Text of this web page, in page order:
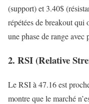
(support) et 3.40$
répétées de breakout
une phase de range
2. RSI (Relative
Le RSI à 47.16 est
montre que le marché